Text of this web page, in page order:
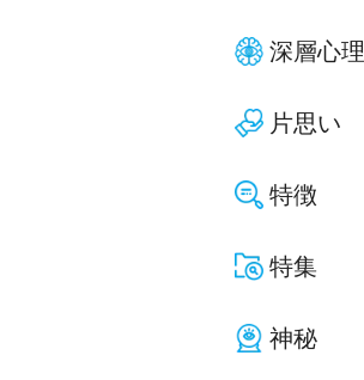
深層心理
片思い
特徴
特集
神秘